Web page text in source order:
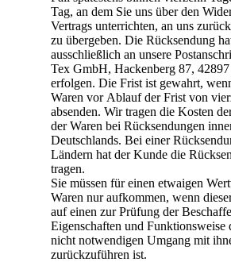
Tag, an dem Sie uns über den
Vertrags unterrichten, an uns
zu übergeben. Die Rücksendung
ausschließlich an unsere
Tex GmbH, Hackenberg 87, 42897
erfolgen. Die Frist ist gewahrt,
Waren vor Ablauf der Frist von
absenden. Wir tragen die Kosten
der Waren bei Rücksendungen
Deutschlands. Bei einer
Ländern hat der Kunde die
tragen.
Sie müssen für einen etwaigen
Waren nur aufkommen, wenn
auf einen zur Prüfung der
Eigenschaften und Funktionsweise
nicht notwendigen Umgang mit
zurückzuführen ist.